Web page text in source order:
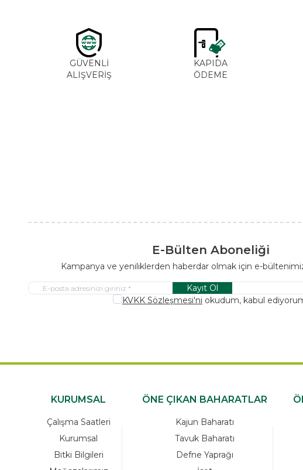
GÜVENLİ
ALIŞVERİŞ
KAPIDA
ÖDEME
E-Bülten Aboneliği
Kampanya ve yeniliklerden haberdar olmak için e-
Kayıt Ol
KVKK Sözleşmesi'ni okudum, kabul
KURUMSAL
Çalışma Saatleri
Kurumsal
Bitki Bilgileri
ÖNE ÇIKAN BAHARATLAR
Kajun Baharatı
Tavuk Baharatı
Defne Yaprağı